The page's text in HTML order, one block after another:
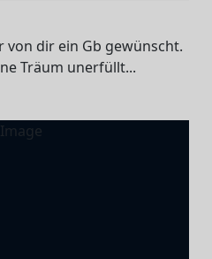
von dir ein Gb gewünscht.
Träum unerfüllt...